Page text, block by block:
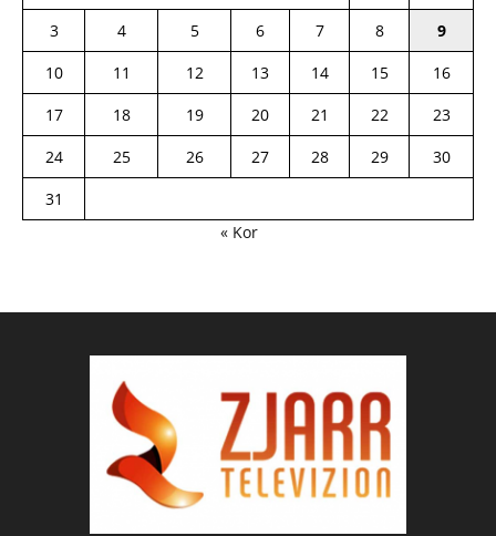
3
4 5 6 7 8
9
10
11 12 13 14 15
16
17
18 19 20 21 22
23
24
25 26 27 28 29
30
31
« Kor